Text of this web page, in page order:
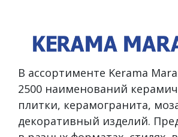
В ассортименте Kerama
2500 наименований
плитки, керамогранита,
декоративный изделий.